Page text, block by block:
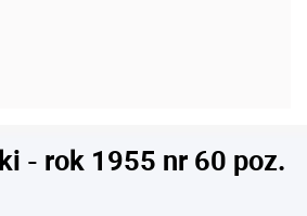
- rok 1955 nr 60 poz.